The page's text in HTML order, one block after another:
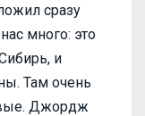
сразу
много: это
и
Там очень
Джордж